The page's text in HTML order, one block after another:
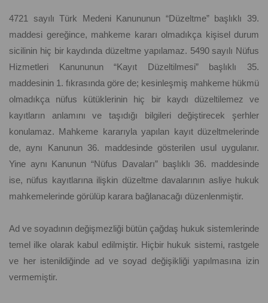
4721 sayılı Türk Medeni Kanununun “Düzeltme” başlıklı 39.
maddesi gereğince, mahkeme kararı olmadıkça kişisel durum
sicilinin hiç bir kaydında düzeltme yapılamaz. 5490 sayılı Nüfus
Hizmetleri Kanununun “Kayıt Düzeltilmesi” başlıklı 35.
maddesinin 1. fıkrasında göre de; kesinleşmiş mahkeme hükmü
olmadıkça nüfus kütüklerinin hiç bir kaydı düzeltilemez ve
kayıtların anlamını ve taşıdığı bilgileri değiştirecek şerhler
konulamaz. Mahkeme kararıyla yapılan kayıt düzeltmelerinde
de, aynı Kanunun 36. maddesinde gösterilen usul uygulanır.
Yine aynı Kanunun “Nüfus Davaları” başlıklı 36. maddesinde
ise, nüfus kayıtlarına ilişkin düzeltme davalarının asliye hukuk
mahkemelerinde görülüp karara bağlanacağı düzenlenmiştir.
Ad ve soyadının değişmezliği bütün çağdaş hukuk sistemlerinde
temel ilke olarak kabul edilmiştir. Hiçbir hukuk sistemi, rastgele
ve her istenildiğinde ad ve soyad değişikliği yapılmasına izin
vermemiştir.